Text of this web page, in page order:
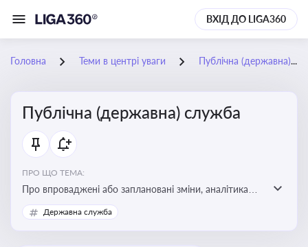
ВХІД ДО LIGA360
Головна Теми в центрі уваги Публічна (державна) служба
Публічна (державна) служба
ПРО ЩО ТЕМА:
Про впроваджені або заплановані зміни, аналітика
судової практики щодо держслужби, оцінка ризиків
для посадовців, вплив новацій на організаційну
Державна служба